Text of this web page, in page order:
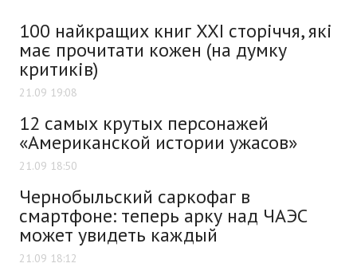
100 найкращих книг XXI сторіччя, які
має прочитати кожен (на думку
критиків)
21.09 19:08
12 самых крутых персонажей
«Американской истории ужасов»
21.09 18:50
Чернобыльский саркофаг в
смартфоне: теперь арку над ЧАЭС
может увидеть каждый
21.09 18:12